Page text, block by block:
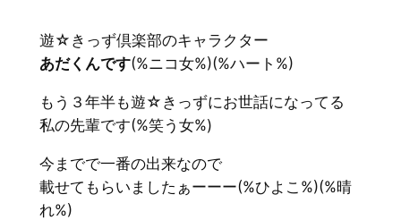
遊☆きっず倶楽部のキャラクター
あだくんです(%ニコ女%)(%ハート%)
もう３年半も遊☆きっずにお世話になってる
私の先輩です(%笑う女%)
今までで一番の出来なので
載せてもらいましたぁーーー(%ひよこ%)(%晴
れ%)